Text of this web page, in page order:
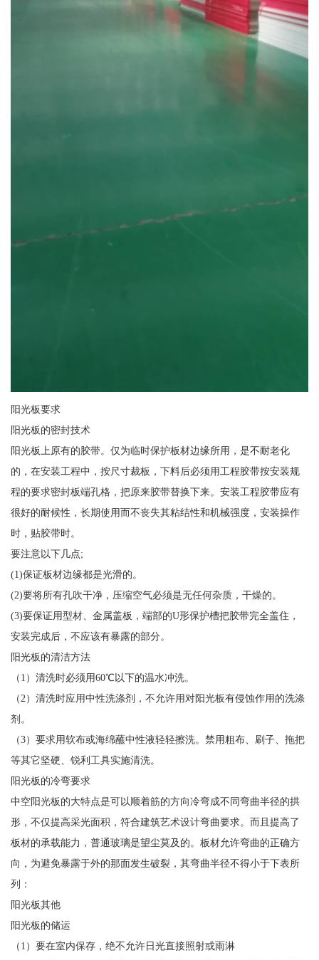
阳光板要求
阳光板的密封技术
阳光板上原有的胶带。仅为临时保护板材边缘所用，是不耐老化
的，在安装工程中，按尺寸裁板，下料后必须用工程胶带按安装规
程的要求密封板端孔格，把原来胶带替换下来。安装工程胶带应有
很好的耐候性，长期使用而不丧失其粘结性和机械强度，安装操作
时，贴胶带时。
要注意以下几点;
(1)保证板材边缘都是光滑的。
(2)要将所有孔吹干净，压缩空气必须是无任何杂质，干燥的。
(3)要保证用型材、金属盖板，端部的U形保护槽把胶带完全盖住，
安装完成后，不应该有暴露的部分。
阳光板的清洁方法
（1）清洗时必须用60℃以下的温水冲洗。
（2）清洗时应用中性洗涤剂，不允许用对阳光板有侵蚀作用的洗涤
剂。
（3）要求用软布或海绵蘸中性液轻轻擦洗。禁用粗布、刷子、拖把
等其它坚硬、锐利工具实施清洗。
阳光板的冷弯要求
中空阳光板的大特点是可以顺着筋的方向冷弯成不同弯曲半径的拱
形，不仅提高采光面积，符合建筑艺术设计弯曲要求。而且提高了
板材的承载能力，普通玻璃是望尘莫及的。板材允许弯曲的正确方
向，为避免暴露于外的那面发生破裂，其弯曲半径不得小于下表所
列：
阳光板其他
阳光板的储运
（1）要在室内保存，绝不允许日光直接照射或雨淋